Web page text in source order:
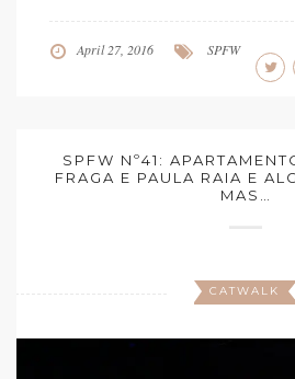
April 27, 2016 SPFW
SPFW Nº41:
FRAGA E PAULA RAIA E
MAS…
CATWALK